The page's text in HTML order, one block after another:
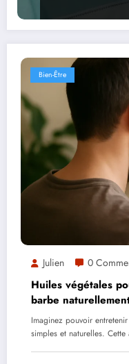
Bien-Être
Julien 0
Huiles végétales
barbe
Imaginez pouvoir
simples et naturelles.